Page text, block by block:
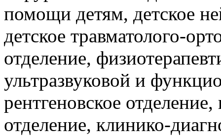
помощи детям, детское
детское травматолого-
отделение,
ультразвуковой и
рентгеновское
отделение, клинико-